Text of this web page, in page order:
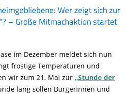
Wer zeigt sich zur
– Große Mitmachaktion startet
im Dezember meldet sich nun
frostige Temperaturen und
wir zum 21. Mal zur „Stunde der
lang sollen Bürgerinnen und